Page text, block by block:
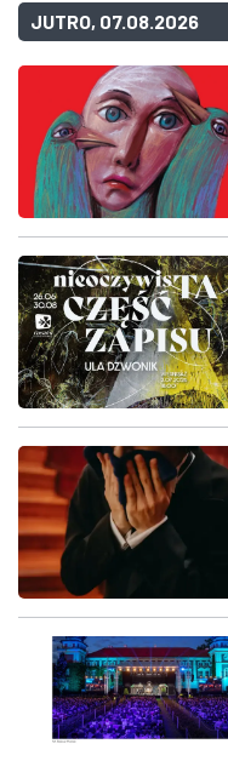
JUTRO, 07.08.2026